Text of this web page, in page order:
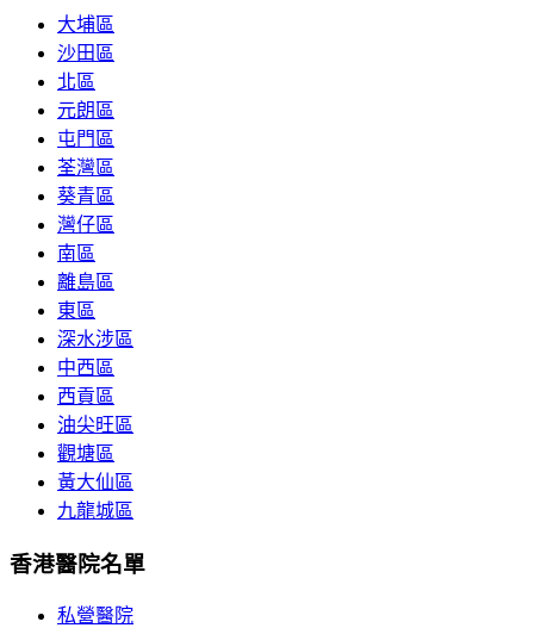
大埔區
沙田區
北區
元朗區
屯門區
荃灣區
葵青區
灣仔區
南區
離島區
東區
深水涉區
中西區
西貢區
油尖旺區
觀塘區
黃大仙區
九龍城區
香港醫院名單
私營醫院